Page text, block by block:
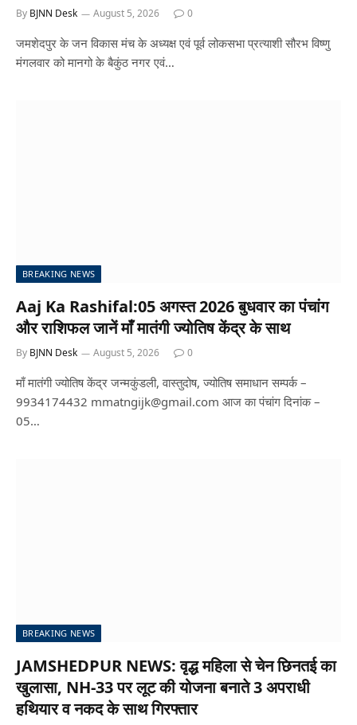
By BJNN Desk August 5, 2026 0
जमशेदपुर के जन विकास मंच के अध्यक्ष एवं पूर्व लोकसभा प्रत्याशी सौरभ विष्णु
मंगलवार को मानगो के बैकुंठ नगर एवं…
BREAKING NEWS
Aaj Ka Rashifal:05 अगस्त 2026 बुधवार का पंचांग
और राशिफल जानें माँ मातंगी ज्योतिष केंद्र के साथ
By BJNN Desk August 5, 2026 0
माँ मातंगी ज्योतिष केंद्र जन्मकुंडली, वास्तुदोष, ज्योतिष समाधान सम्पर्क –
9934174432 mmatngijk@gmail.com आज का पंचांग दिनांक –
05…
BREAKING NEWS
JAMSHEDPUR NEWS: वृद्ध महिला से चेन छिनतई का
खुलासा, NH-33 पर लूट की योजना बनाते 3 अपराधी
हथियार व नकद के साथ गिरफ्तार